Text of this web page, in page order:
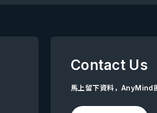
Contact Us
馬上留下資料，AnyMind